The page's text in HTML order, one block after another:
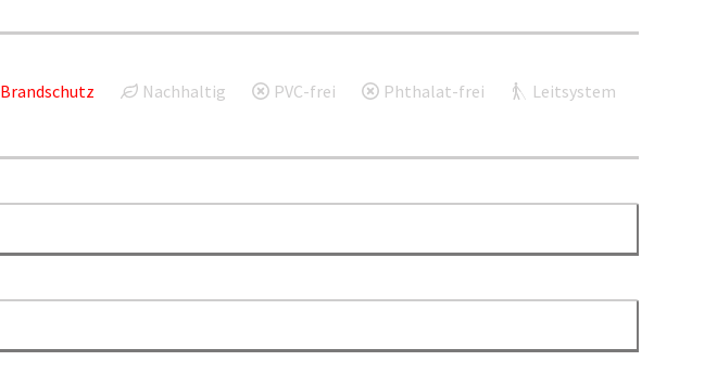
Brandschutz Nachhaltig PVC-frei Phthalat-frei Leitsystem